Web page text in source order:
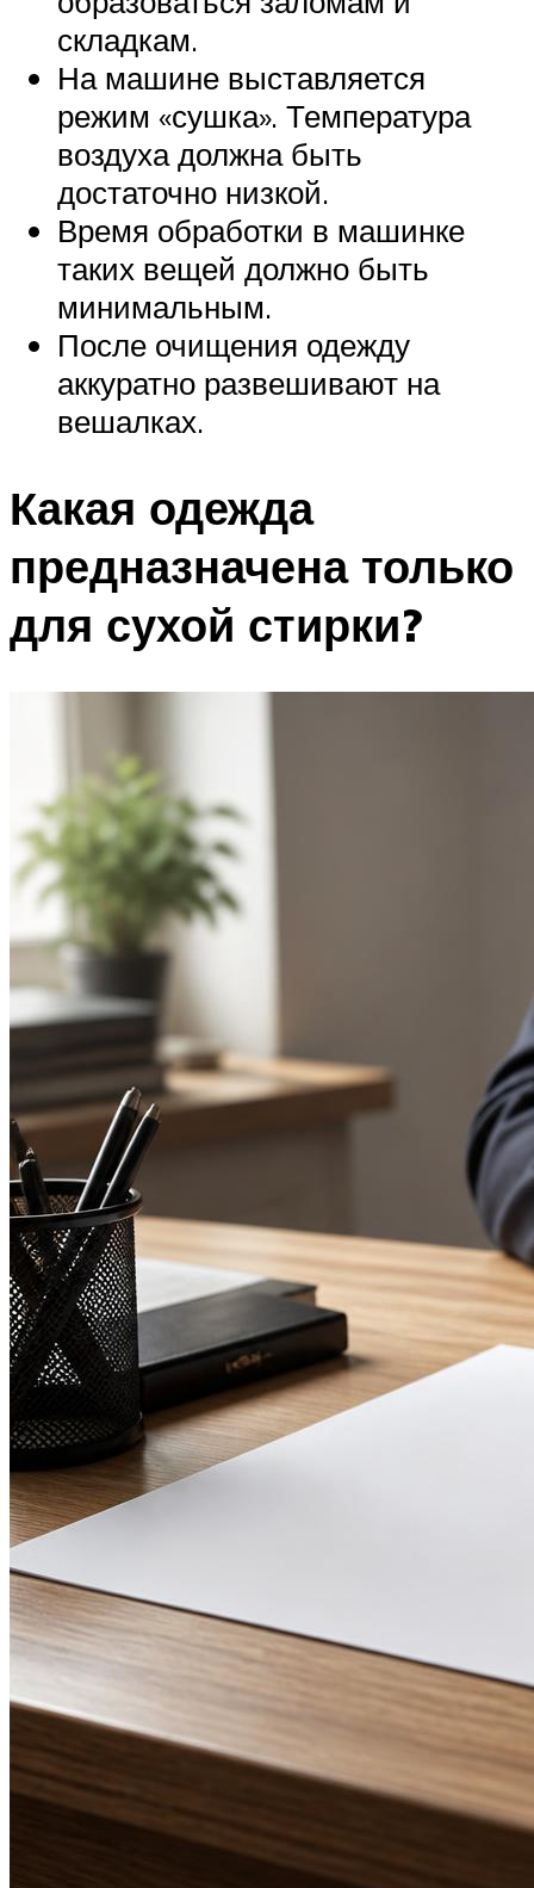
складкам.
На машине выставляется
режим «сушка». Температура
воздуха должна быть
достаточно низкой.
Время обработки в машинке
таких вещей должно быть
минимальным.
После очищения одежду
аккуратно развешивают на
вешалках.
Какая одежда
предназначена только
для сухой стирки?